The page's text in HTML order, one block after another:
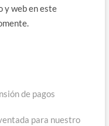
y web en este
de pagos
para nuestro